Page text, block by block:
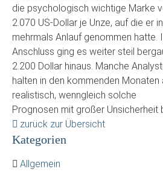
die psychologisch wichtige Marke
2.070 US-Dollar je Unze, auf die er
mehrmals Anlauf genommen hatte.
Anschluss ging es weiter steil
2.200 Dollar hinaus. Manche
halten in den kommenden Monaten
realistisch, wenngleich solche
Prognosen mit großer Unsicherheit
zurück zur Übersicht
Kategorien
Allgemein